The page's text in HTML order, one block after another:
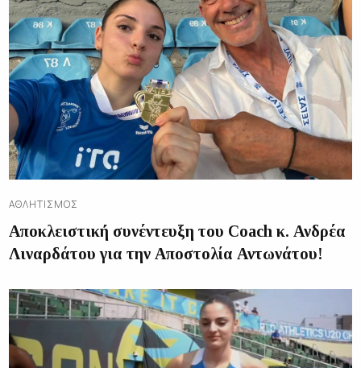
ΑΘΛΗΤΙΣΜΌΣ
Αποκλειστική συνέντευξη του Coach κ. Ανδρέα
Λιναρδάτου για την Αποστολία Αντωνάτου!